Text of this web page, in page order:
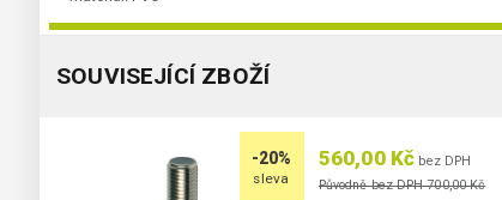
SOUVISEJÍCÍ ZBOŽÍ
-20%
sleva
560,00 Kč bez DPH
Původně bez DPH 700,00 Kč